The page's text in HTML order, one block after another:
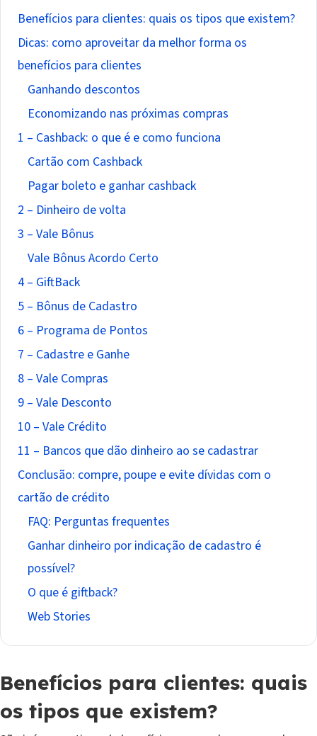
Benefícios para clientes: quais os tipos que existem?
Dicas: como aproveitar da melhor forma os
benefícios para clientes
Ganhando descontos
Economizando nas próximas compras
1 – Cashback: o que é e como funciona
Cartão com Cashback
Pagar boleto e ganhar cashback
2 – Dinheiro de volta
3 – Vale Bônus
Vale Bônus Acordo Certo
4 – GiftBack
5 – Bônus de Cadastro
6 – Programa de Pontos
7 – Cadastre e Ganhe
8 – Vale Compras
9 – Vale Desconto
10 – Vale Crédito
11 – Bancos que dão dinheiro ao se cadastrar
Conclusão: compre, poupe e evite dívidas com o
cartão de crédito
FAQ: Perguntas frequentes
Ganhar dinheiro por indicação de cadastro é
possível?
O que é giftback?
Web Stories
Benefícios para clientes: quais
os tipos que existem?